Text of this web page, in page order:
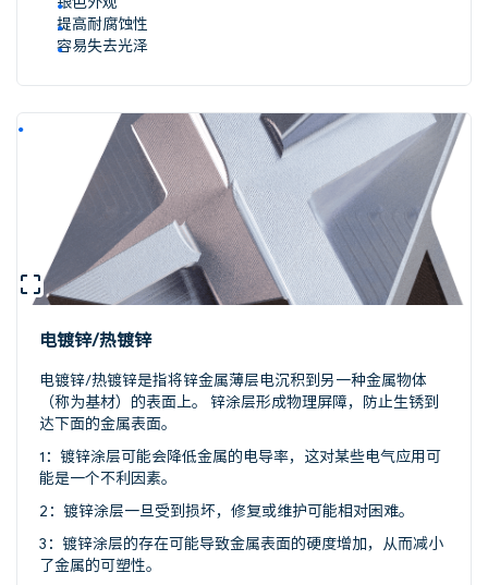
提高耐腐蚀性
容易失去光泽
电镀锌/热镀锌
电镀锌/热镀锌是指将锌金属薄层电沉积到另一种金属物体
（称为基材）的表面上。 锌涂层形成物理屏障，防止生锈到
达下面的金属表面。
1：镀锌涂层可能会降低金属的电导率，这对某些电气应用可
能是一个不利因素。
2：镀锌涂层一旦受到损坏，修复或维护可能相对困难。
3：镀锌涂层的存在可能导致金属表面的硬度增加，从而减小
了金属的可塑性。